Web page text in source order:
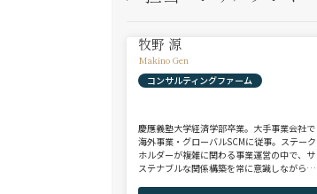
牧野 源
Makino Gen
コンサルティングファーム
慶應義塾大学経済学部卒業。大手事業会社で
海外事業・グローバルSCMに従事。ステーク
ホルダーが複雑に関わる事業運営の中で、サ
ステナブルな関係構築を常に意識しながら意